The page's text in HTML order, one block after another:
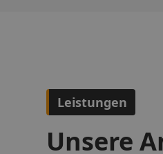
Leistungen
Unsere